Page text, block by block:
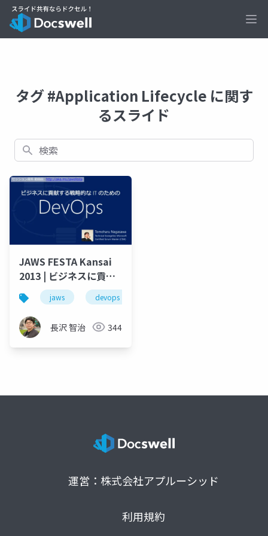
タグ #Application Lifecycle に関す
るスライド
検索
JAWS FESTA Kansai
2013 | ビジネスに貢献
する戦略的なITのため
のDevOps
jaws devops
長沢 智治 344
運営：株式会社アプルーシッド
利用規約